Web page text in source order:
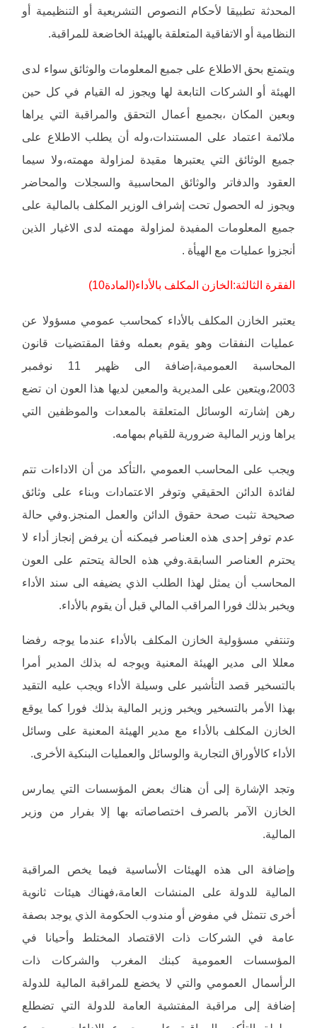
المحدثة تطبيقا لأحكام النصوص التشريعية أو التنظيمية أو
النظامية أو الاتفاقية المتعلقة بالهيئة الخاضعة للمراقبة.
ويتمتع بحق الاطلاع على جميع المعلومات والوثائق سواء لدى
الهيئة أو الشركات التابعة لها ويجوز له القيام في كل حين
وبعين المكان ،بجميع أعمال التحقق والمراقبة التي يراها
ملائمة اعتماد على المستندات،وله أن يطلب الاطلاع على
جميع الوثائق التي يعتبرها مقيدة لمزاولة مهمته،ولا سيما
العقود والدفاتر والوثائق المحاسبية والسجلات والمحاضر
ويجوز له الحصول تحت إشراف الوزير المكلف بالمالية على
جميع المعلومات المفيدة لمزاولة مهمته لدى الاغيار الذين
أنجزوا عمليات مع الهيأة .
الفقرة الثالثة:الخازن المكلف بالأداء(المادة10)
يعتبر الخازن المكلف بالأداء كمحاسب عمومي مسؤولا عن
عمليات النفقات وهو يقوم بعمله وفقا المقتضيات قانون
المحاسبة العمومية،إضافة الى ظهير 11 نوفمبر
2003،ويتعين على المديرية والمعين لديها هذا العون ان تضع
رهن إشارته الوسائل المتعلقة بالمعدات والموظفين التي
يراها وزير المالية ضرورية للقيام بمهامه.
ويجب على المحاسب العمومي ،التأكد من أن الاداءات تتم
لفائدة الدائن الحقيقي وتوفر الاعتمادات وبناء على وثائق
صحيحة تثبت صحة حقوق الدائن والعمل المنجز.وفي حالة
عدم توفر إحدى هذه العناصر فيمكنه أن يرفض إنجاز أداء لا
يحترم العناصر السابقة.وفي هذه الحالة يتحتم على العون
المحاسب أن يمثل لهذا الطلب الذي يضيفه الى سند الأداء
ويخبر بذلك فورا المراقب المالي قبل أن يقوم بالأداء.
وتنتفي مسؤولية الخازن المكلف بالأداء عندما يوجه رفضا
معللا الى مدير الهيئة المعنية ويوجه له بذلك المدير أمرا
بالتسخير قصد التأشير على وسيلة الأداء ويجب عليه التقيد
بهذا الأمر بالتسخير ويخبر وزير المالية بذلك فورا كما يوقع
الخازن المكلف بالأداء مع مدير الهيئة المعنية على وسائل
الأداء كالأوراق التجارية والوسائل والعمليات البنكية الأخرى.
وتجد الإشارة إلى أن هناك بعض المؤسسات التي يمارس
الخازن الآمر بالصرف اختصاصاته بها إلا بفرار من وزير
المالية.
وإضافة الى هذه الهيئات الأساسية فيما يخص المراقبة
المالية للدولة على المنشات العامة،فهناك هيئات ثانوية
أخرى تتمثل في مفوض أو مندوب الحكومة الذي يوجد بصفة
عامة في الشركات ذات الاقتصاد المختلط وأحيانا في
المؤسسات العمومية كبنك المغرب والشركات ذات
الرأسمال العمومي والتي لا يخضع للمراقبة المالية للدولة
إضافة إلى مراقبة المفتشية العامة للدولة التي تضطلع